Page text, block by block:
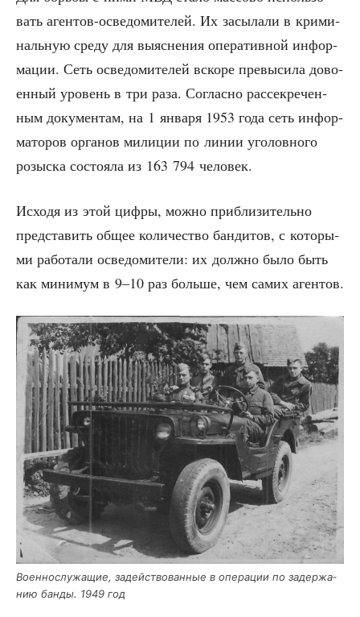
вать аген­тов-осве­до­ми­те­лей. Их засы­ла­ли в кри­ми­
наль­ную сре­ду для выяс­не­ния опе­ра­тив­ной инфор­
ма­ции. Сеть осве­до­ми­те­лей вско­ре пре­вы­си­ла дово­
ен­ный уро­вень в три раза. Соглас­но рас­сек­ре­чен­
ным доку­мен­там, на 1 янва­ря 1953 года сеть инфор­
ма­то­ров орга­нов мили­ции по линии уго­лов­но­го
розыс­ка состо­я­ла из 163 794 человек.
Исхо­дя из этой циф­ры, мож­но при­бли­зи­тель­но
пред­ста­вить общее коли­че­ство бан­ди­тов, с кото­ры­
ми рабо­та­ли осве­до­ми­те­ли: их долж­но было быть
как мини­мум в 9–10 раз боль­ше, чем самих агентов.
Воен­но­слу­жа­щие, задей­ство­ван­ные в опе­ра­ции по задер­жа­
нию бан­ды. 1949 год